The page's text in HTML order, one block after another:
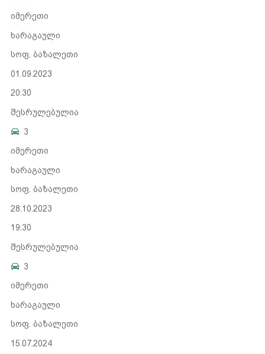
იმერეთი
ხარაგაული
სოფ. ბაზალეთი
01.09.2023
20:30
შესრულებულია
3
იმერეთი
ხარაგაული
სოფ. ბაზალეთი
28.10.2023
19:30
შესრულებულია
3
იმერეთი
ხარაგაული
სოფ. ბაზალეთი
15.07.2024